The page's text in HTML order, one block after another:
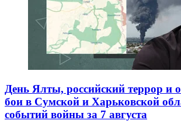
День Ялты, российский террор и
бои в Сумской и Харьковской
событий войны за 7 августа